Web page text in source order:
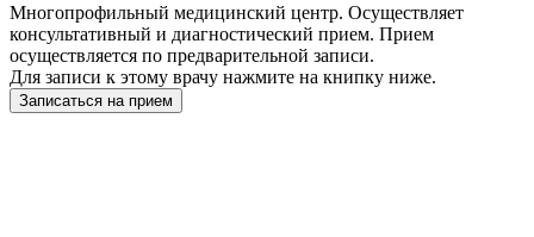
Многопрофильный медицинский центр. Осуществляет
консультативный и диагностический прием. Прием
осуществляется по предварительной записи.
Для записи к этому врачу нажмите на книпку ниже.
Записаться на прием